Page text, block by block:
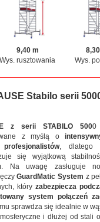
9,40 m
Wys. rusztowania
Wys.
Stabilo serii
z serii STABILO 5000
z myślą o
, dlatego
się wyjątkową
Na uwagę zasługuje
GuardMatic System z
który zabezpiecza
system połączeń
sprawdza się idealnie w
i dłużej od